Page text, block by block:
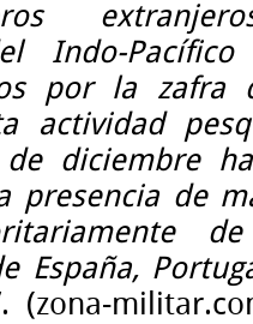
Indo-
por la zafra
actividad
de diciembre
presencia de
España,
(zona-